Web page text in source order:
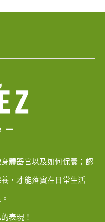
體器官以及如何保養；認
，才能落實在日常生活
表現！